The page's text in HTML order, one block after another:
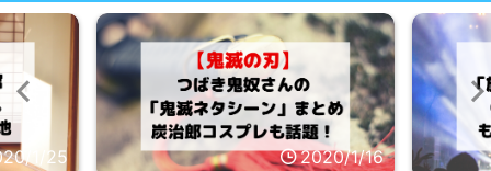
1/25 2020/1/16